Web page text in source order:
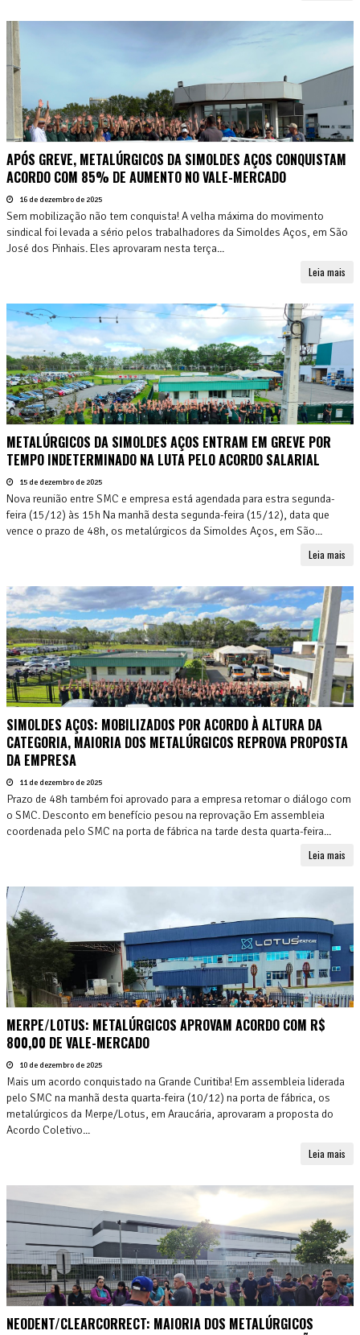
APÓS GREVE, METALÚRGICOS DA SIMOLDES AÇOS CONQUISTAM
ACORDO COM 85% DE AUMENTO NO VALE-MERCADO
16 de dezembro de 2025
Sem mobilização não tem conquista! A velha máxima do movimento
sindical foi levada a sério pelos trabalhadores da Simoldes Aços, em São
José dos Pinhais. Eles aprovaram nesta terça...
Leia mais
METALÚRGICOS DA SIMOLDES AÇOS ENTRAM EM GREVE POR
TEMPO INDETERMINADO NA LUTA PELO ACORDO SALARIAL
15 de dezembro de 2025
Nova reunião entre SMC e empresa está agendada para estra segunda-
feira (15/12) às 15h Na manhã desta segunda-feira (15/12), data que
vence o prazo de 48h, os metalúrgicos da Simoldes Aços, em São...
Leia mais
SIMOLDES AÇOS: MOBILIZADOS POR ACORDO À ALTURA DA
CATEGORIA, MAIORIA DOS METALÚRGICOS REPROVA PROPOSTA
DA EMPRESA
11 de dezembro de 2025
Prazo de 48h também foi aprovado para a empresa retomar o diálogo com
o SMC. Desconto em benefício pesou na reprovação Em assembleia
coordenada pelo SMC na porta de fábrica na tarde desta quarta-feira...
Leia mais
MERPE/LOTUS: METALÚRGICOS APROVAM ACORDO COM R$
800,00 DE VALE-MERCADO
10 de dezembro de 2025
Mais um acordo conquistado na Grande Curitiba! Em assembleia liderada
pelo SMC na manhã desta quarta-feira (10/12) na porta de fábrica, os
metalúrgicos da Merpe/Lotus, em Araucária, aprovaram a proposta do
Acordo Coletivo...
Leia mais
NEODENT/CLEARCORRECT: MAIORIA DOS METALÚRGICOS